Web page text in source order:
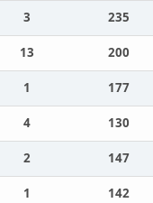
3
235
13
200
1
177
4
130
2
147
1
142